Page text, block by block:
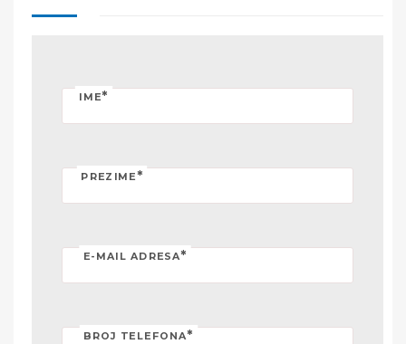
IME*
PREZIME *
E-MAIL ADRESA*
BROJ TELEFONA*